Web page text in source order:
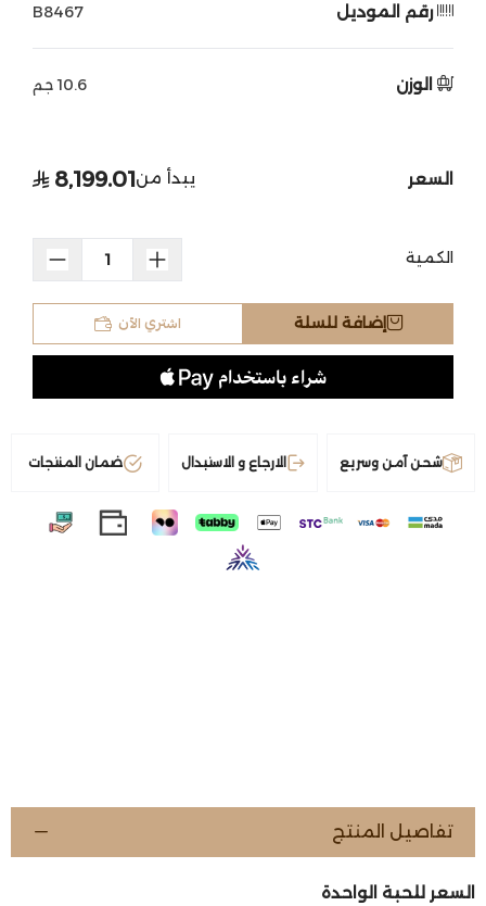
رقم الموديل B8467
الوزن 10.6 جم
السعر يبدأ من8,199.01
الكمية
إضافة للسلة اشتري الآن
شحن آمن وسريع الارجاع و الاستبدال ضمان المنتجات
تفاصيل المنتج
السعر للحبة الواحدة